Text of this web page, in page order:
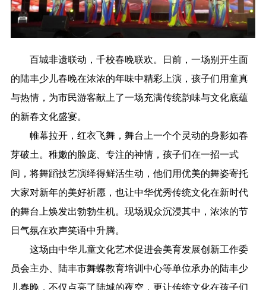
百城非遗联动，千校春晚联欢。日前，一场别开生面
的陆丰少儿春晚在浓浓的年味中精彩上演，孩子们用童真
与热情，为市民游客献上了一场充满传统韵味与文化底蕴
的新春文化盛宴。
帷幕拉开，红衣飞舞，舞台上一个个灵动的身影如春
芽破土。稚嫩的脸庞、专注的神情，孩子们在一招一式
间，将舞蹈技艺演绎得鲜活生动，他们用优美的舞姿寄托
大家对新年的美好祈愿，也让中华优秀传统文化在新时代
的舞台上焕发出勃勃生机。现场观众沉浸其中，浓浓的节
日气氛在欢声笑语中升腾。
这场由中华儿童文化艺术促进会美育发展创新工作委
员会主办、陆丰市舞蝶教育培训中心等单位承办的陆丰少
儿春晚，不仅点亮了陆城的夜空，更让传统文化在孩子们